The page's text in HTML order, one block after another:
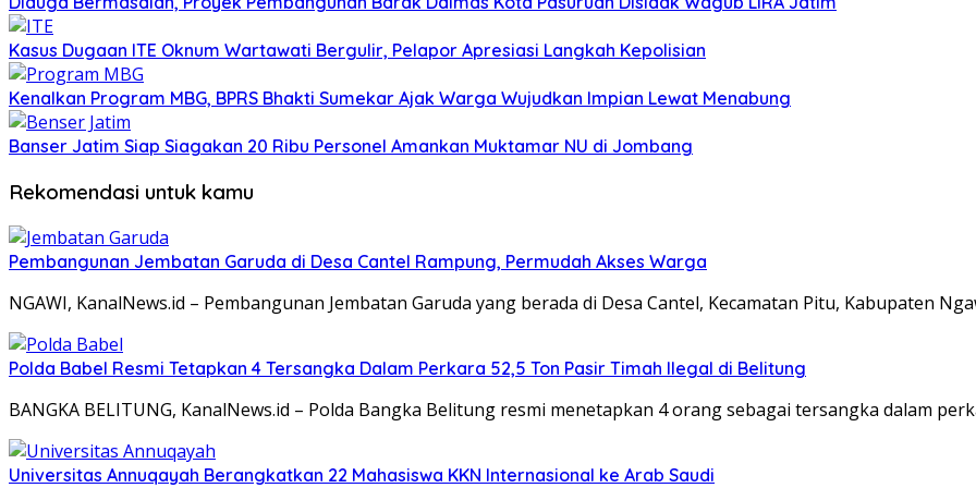
Kasus Dugaan ITE Oknum Wartawati Bergulir, Pelapor Apresiasi Langkah Kepolisian
Kenalkan Program MBG, BPRS Bhakti Sumekar Ajak Warga Wujudkan Impian Lewat Menabung
Banser Jatim Siap Siagakan 20 Ribu Personel Amankan Muktamar NU di Jombang
Rekomendasi untuk kamu
Pembangunan Jembatan Garuda di Desa Cantel Rampung, Permudah Akses Warga
NGAWI, KanalNews.id – Pembangunan Jembatan Garuda yang berada di Desa Cantel, Kecamatan Pitu, Kabupaten
Polda Babel Resmi Tetapkan 4 Tersangka Dalam Perkara 52,5 Ton Pasir Timah Ilegal di Belitung
BANGKA BELITUNG, KanalNews.id – Polda Bangka Belitung resmi menetapkan 4 orang sebagai tersangka dalam
Universitas Annuqayah Berangkatkan 22 Mahasiswa KKN Internasional ke Arab Saudi